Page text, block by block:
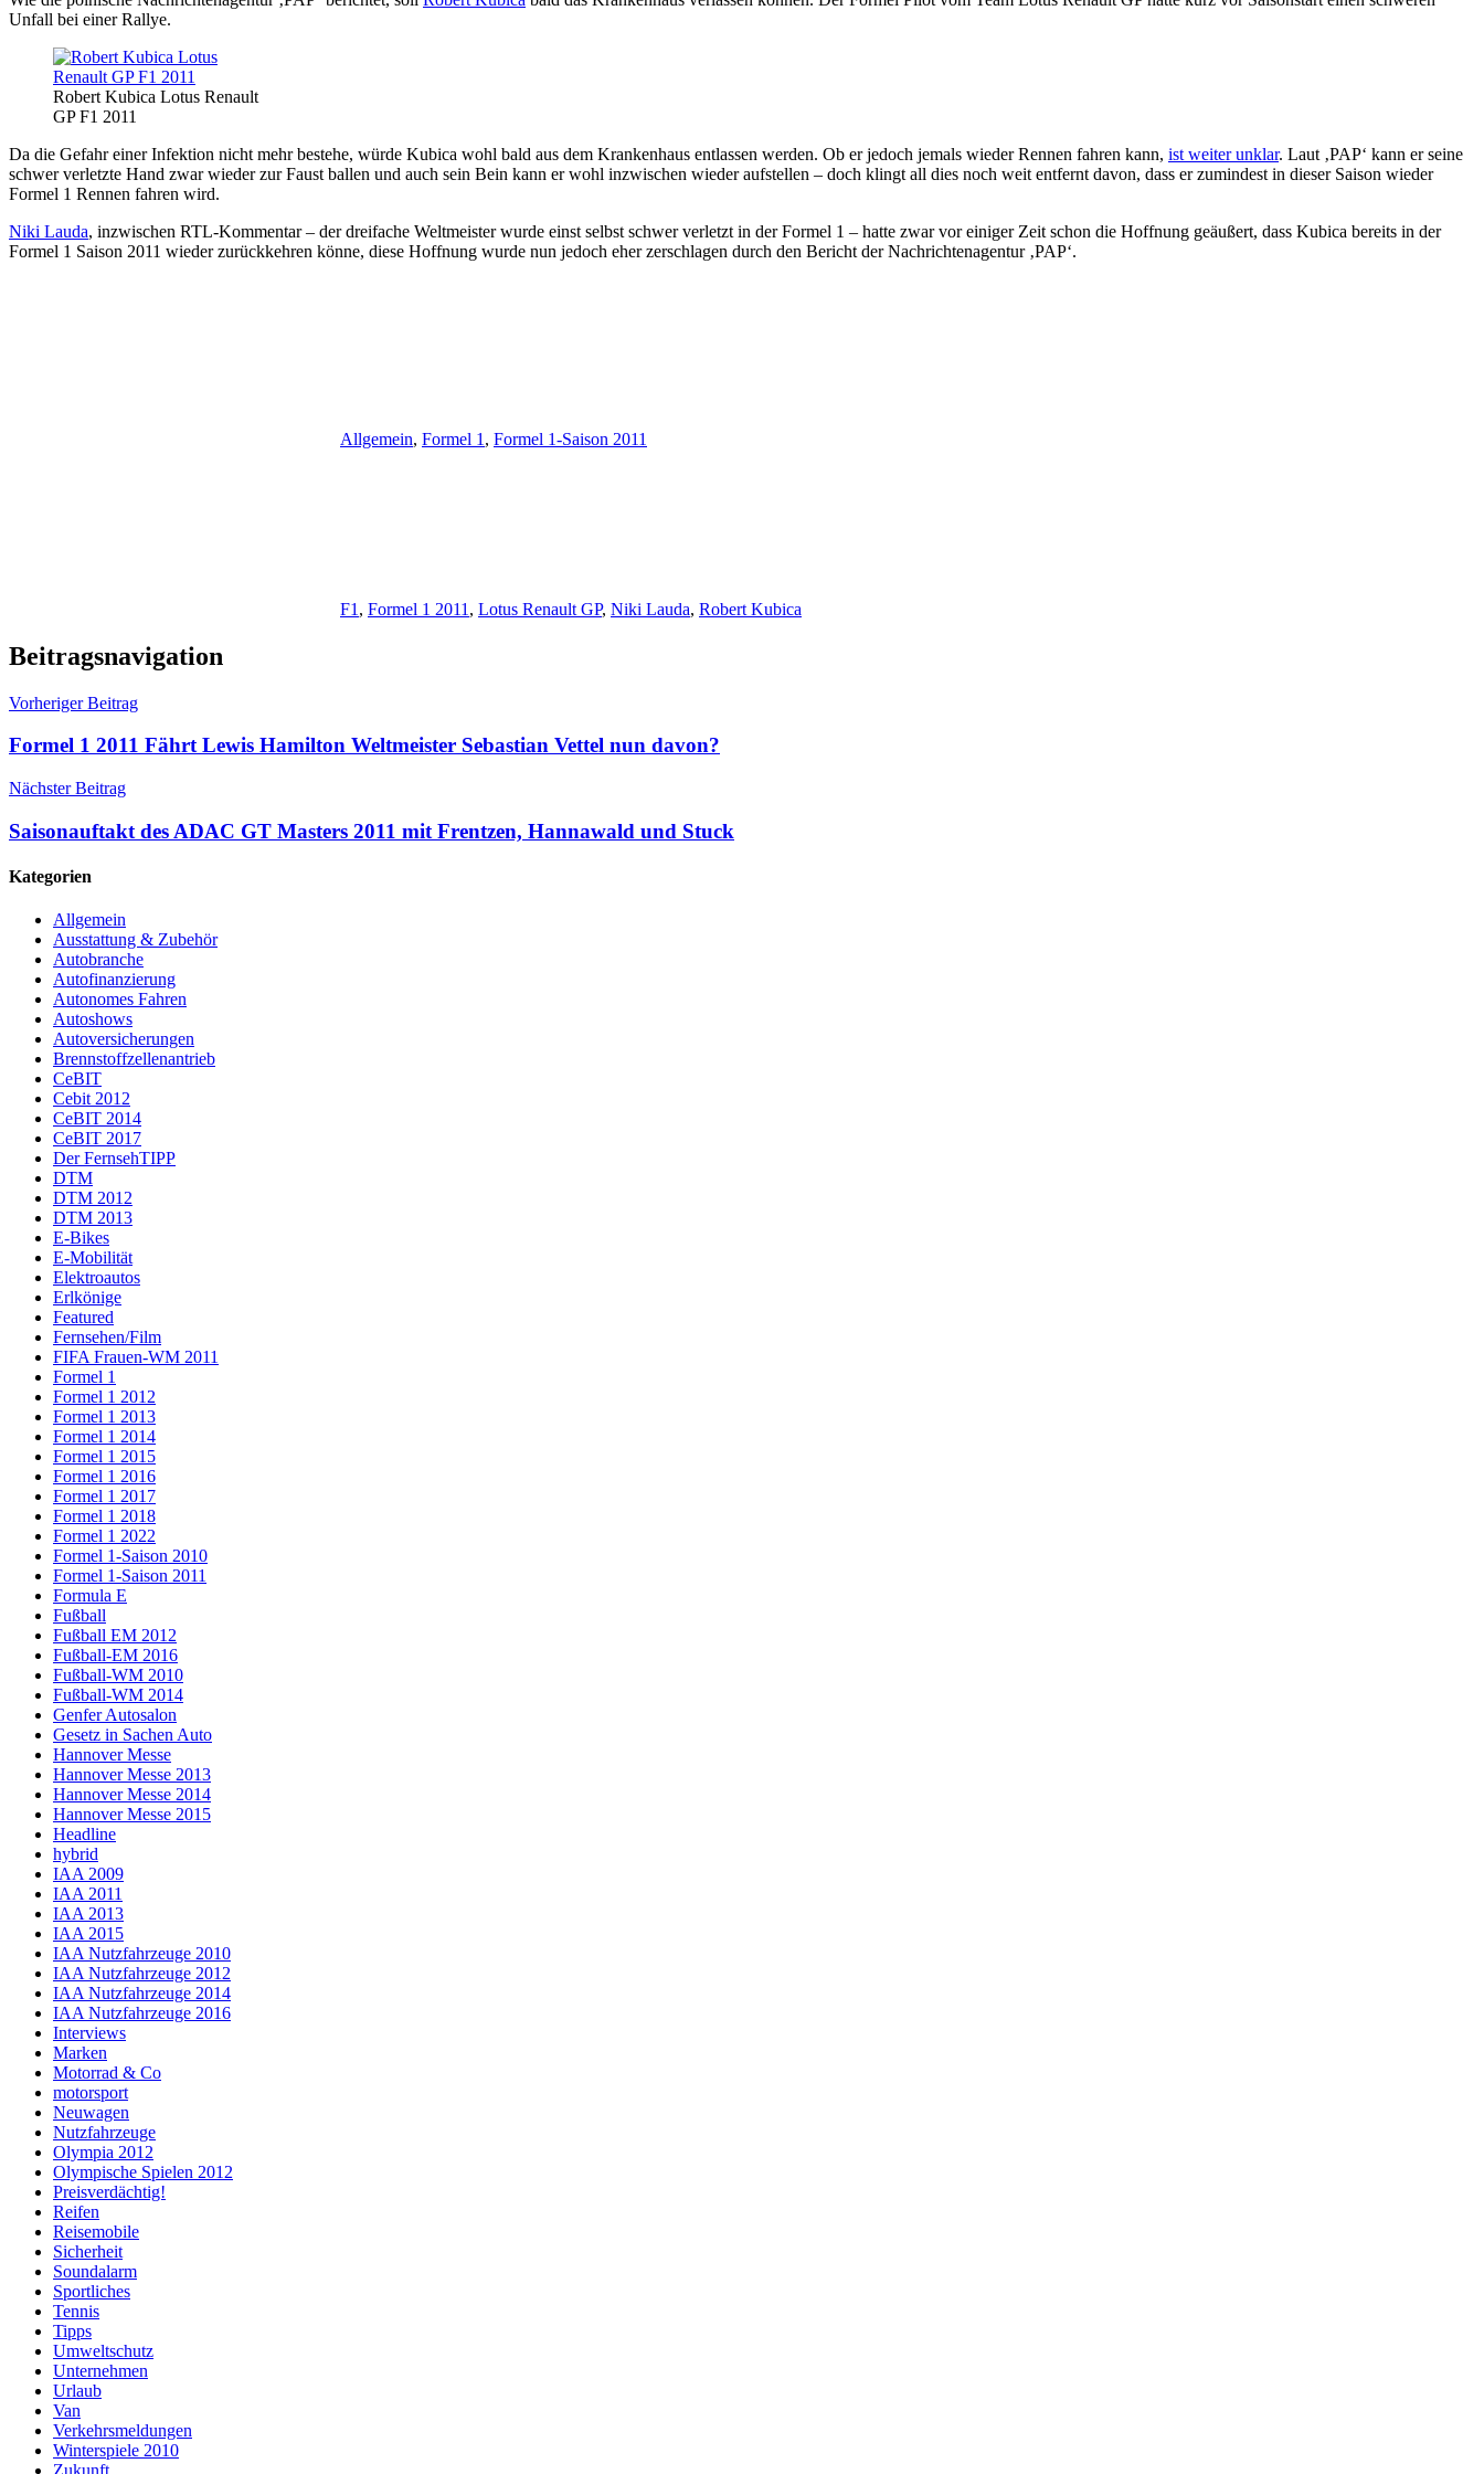
Unfall bei einer Rallye.
Robert Kubica Lotus Renault
GP F1 2011
Da die Gefahr einer Infektion nicht mehr bestehe, würde Kubica wohl bald aus dem Krankenhaus entlassen werden. Ob er jedoch jemals wieder Rennen fahren kann, ist weiter unklar. Laut ‚PAP‘ kann er seine
schwer verletzte Hand zwar wieder zur Faust ballen und auch sein Bein kann er wohl inzwischen wieder aufstellen – doch klingt all dies noch weit entfernt davon, dass er zumindest in dieser Saison wieder
Formel 1 Rennen fahren wird.
Niki Lauda, inzwischen RTL-Kommentar – der dreifache Weltmeister wurde einst selbst schwer verletzt in der Formel 1 – hatte zwar vor einiger Zeit schon die Hoffnung geäußert, dass Kubica bereits in der
Formel 1 Saison 2011 wieder zurückkehren könne, diese Hoffnung wurde nun jedoch eher zerschlagen durch den Bericht der Nachrichtenagentur ‚PAP‘.
Allgemein, Formel 1 , Formel 1-Saison 2011
F1 , Formel 1 2011 , Lotus Renault GP, Niki Lauda, Robert Kubica
Beitragsnavigation
Vorheriger Beitrag
Formel 1 2011 Fährt Lewis Hamilton Weltmeister Sebastian Vettel nun davon?
Nächster Beitrag
Saisonauftakt des ADAC GT Masters 2011 mit Frentzen, Hannawald und Stuck
Kategorien
Allgemein
Ausstattung & Zubehör
Autobranche
Autofinanzierung
Autonomes Fahren
Autoshows
Autoversicherungen
Brennstoffzellenantrieb
CeBIT
Cebit 2012
CeBIT 2014
CeBIT 2017
Der FernsehTIPP
DTM
DTM 2012
DTM 2013
E-Bikes
E-Mobilität
Elektroautos
Erlkönige
Featured
Fernsehen/Film
FIFA Frauen-WM 2011
Formel 1
Formel 1 2012
Formel 1 2013
Formel 1 2014
Formel 1 2015
Formel 1 2016
Formel 1 2017
Formel 1 2018
Formel 1 2022
Formel 1-Saison 2010
Formel 1-Saison 2011
Formula E
Fußball
Fußball EM 2012
Fußball-EM 2016
Fußball-WM 2010
Fußball-WM 2014
Genfer Autosalon
Gesetz in Sachen Auto
Hannover Messe
Hannover Messe 2013
Hannover Messe 2014
Hannover Messe 2015
Headline
hybrid
IAA 2009
IAA 2011
IAA 2013
IAA 2015
IAA Nutzfahrzeuge 2010
IAA Nutzfahrzeuge 2012
IAA Nutzfahrzeuge 2014
IAA Nutzfahrzeuge 2016
Interviews
Marken
Motorrad & Co
motorsport
Neuwagen
Nutzfahrzeuge
Olympia 2012
Olympische Spielen 2012
Preisverdächtig!
Reifen
Reisemobile
Sicherheit
Soundalarm
Sportliches
Tennis
Tipps
Umweltschutz
Unternehmen
Urlaub
Van
Verkehrsmeldungen
Winterspiele 2010